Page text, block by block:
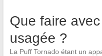
Que faire
usagée ?
La Puff Tornado étant un